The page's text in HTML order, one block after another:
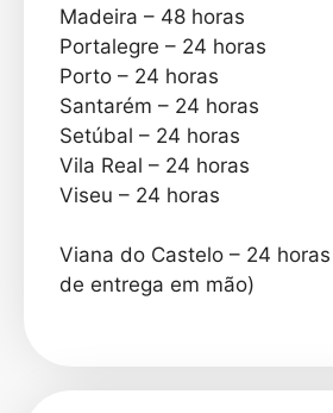
Madeira – 48 horas
Portalegre – 24 horas
Porto – 24 horas
Santarém – 24 horas
Setúbal – 24 horas
Vila Real – 24 horas
Viseu – 24 horas
Viana do Castelo – 24
de entrega em mão)